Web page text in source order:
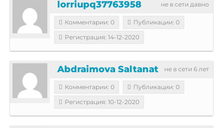
не в сети давно
lorriupq37763958
Комментарии: 0
Публикации: 0
Регистрация: 14-12-2020
не в сети 6 лет
Abdraimova Saltanat
Комментарии: 0
Публикации: 0
Регистрация: 10-12-2020